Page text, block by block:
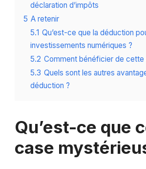
déclaration d’impôts
5 A retenir
5.1 Qu’est-ce que la déduction
investissements numériques ?
5.2 Comment bénéficier de cette
5.3 Quels sont les autres
déduction ?
Qu’est-ce que
case